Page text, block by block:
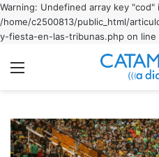
Warning: Undefined array key "cod"
/home/c2500813/public_html/
y-fiesta-en-las-tribunas.php on line